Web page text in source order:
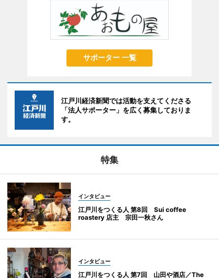
サポーター 一覧
江戸川経済新聞では活動を支えてくださる
「法人サポーター」を広く募集しておりま
す。
特集
インタビュー
江戸川をつくる人 第8回 Sui coffee
roastery 店主 宗田一秋さん
インタビュー
江戸川をつくる人 第7回 山田や酒店／The